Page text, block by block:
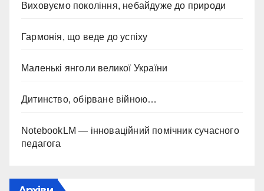
Виховуємо покоління, небайдуже до природи
Гармонія, що веде до успіху
Маленькі янголи великої України
Дитинство, обірване війною…
NotebookLM — інноваційний помічник сучасного
педагога